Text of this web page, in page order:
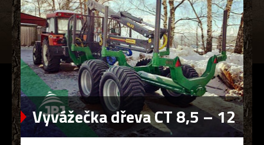
Vyvážečka dřeva CT 8,5 – 12